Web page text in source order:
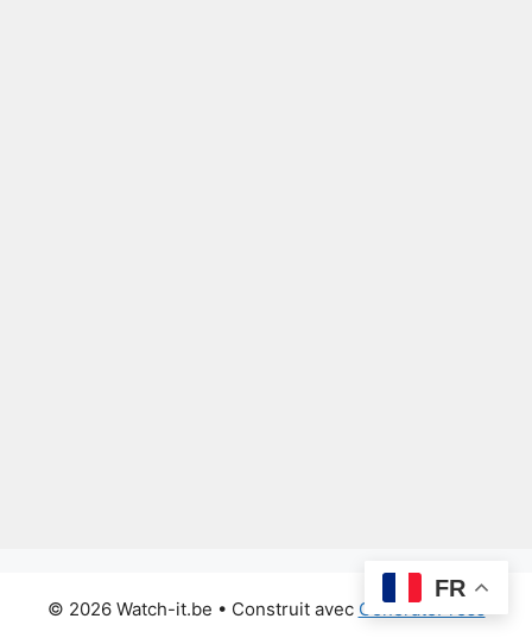
© 2026 Watch-it.be • Construit avec GeneratePress
FR